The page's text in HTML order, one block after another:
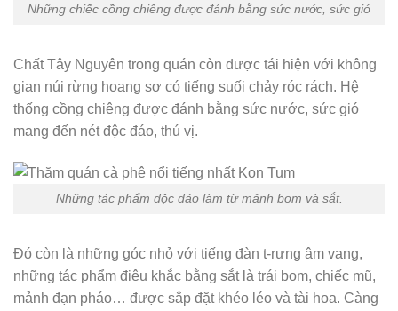
Những chiếc cồng chiêng được đánh bằng sức nước, sức gió
Chất Tây Nguyên trong quán còn được tái hiện với không
gian núi rừng hoang sơ có tiếng suối chảy róc rách. Hệ
thống cồng chiêng được đánh bằng sức nước, sức gió
mang đến nét độc đáo, thú vị.
Những tác phẩm độc đáo làm từ mảnh bom và sắt.
Đó còn là những góc nhỏ với tiếng đàn t-rưng âm vang,
những tác phẩm điêu khắc bằng sắt là trái bom, chiếc mũ,
mảnh đạn pháo… được sắp đặt khéo léo và tài hoa. Càng